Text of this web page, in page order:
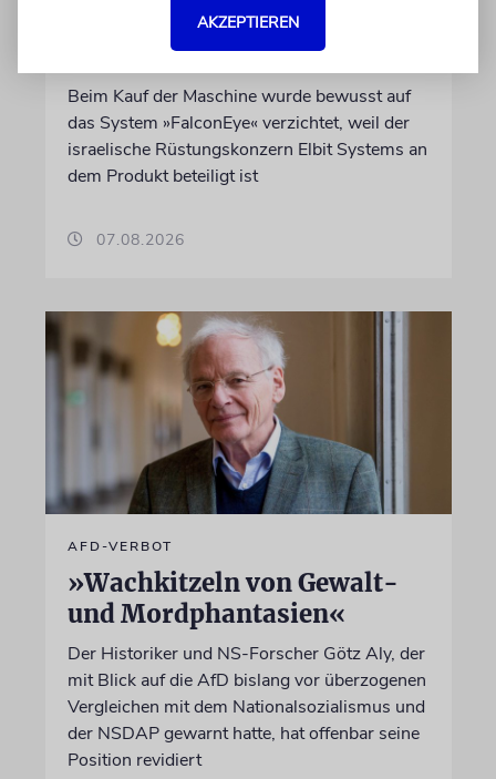
kann nicht mehr im Nebel
Beim Kauf der Maschine wurde bewusst auf
das System »FalconEye« verzichtet, weil der
israelische Rüstungskonzern Elbit Systems an
dem Produkt beteiligt ist
07.08.2026
AFD-VERBOT
»Wachkitzeln von Gewalt-
und Mordphantasien«
Der Historiker und NS-Forscher Götz Aly, der
mit Blick auf die AfD bislang vor überzogenen
Vergleichen mit dem Nationalsozialismus und
der NSDAP gewarnt hatte, hat offenbar seine
Position revidiert
AKZEPTIEREN